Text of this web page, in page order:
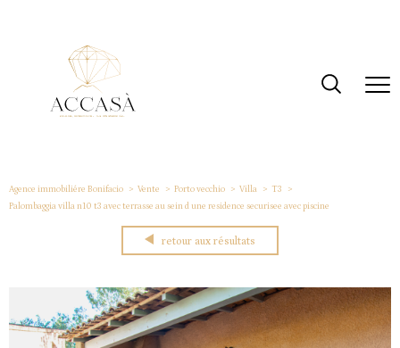
Agence immobiliére Bonifacio Vente Porto vecchio Villa
T3
Palombaggia villa n10 t3 avec terrasse au sein d une residence securisee avec piscine
retour aux résultats